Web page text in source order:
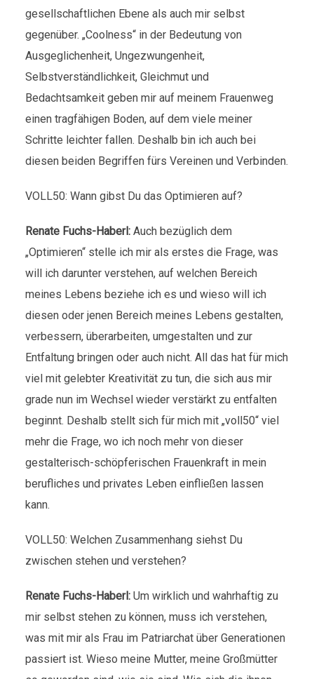
gesellschaftlichen Ebene als auch mir selbst
gegenüber. „Coolness“ in der Bedeutung von
Ausgeglichenheit, Ungezwungenheit,
Selbstverständlichkeit, Gleichmut und
Bedachtsamkeit geben mir auf meinem Frauenweg
einen tragfähigen Boden, auf dem viele meiner
Schritte leichter fallen. Deshalb bin ich auch bei
diesen beiden Begriffen fürs Vereinen und Verbinden.
VOLL50: Wann gibst Du das Optimieren auf?
Renate Fuchs-Haberl: Auch bezüglich dem
„Optimieren“ stelle ich mir als erstes die Frage, was
will ich darunter verstehen, auf welchen Bereich
meines Lebens beziehe ich es und wieso will ich
diesen oder jenen Bereich meines Lebens gestalten,
verbessern, überarbeiten, umgestalten und zur
Entfaltung bringen oder auch nicht. All das hat für mich
viel mit gelebter Kreativität zu tun, die sich aus mir
grade nun im Wechsel wieder verstärkt zu entfalten
beginnt. Deshalb stellt sich für mich mit „voll50“ viel
mehr die Frage, wo ich noch mehr von dieser
gestalterisch-schöpferischen Frauenkraft in mein
berufliches und privates Leben einfließen lassen
kann.
VOLL50: Welchen Zusammenhang siehst Du
zwischen stehen und verstehen?
Renate Fuchs-Haberl: Um wirklich und wahrhaftig zu
mir selbst stehen zu können, muss ich verstehen,
was mit mir als Frau im Patriarchat über Generationen
passiert ist. Wieso meine Mutter, meine Großmütter